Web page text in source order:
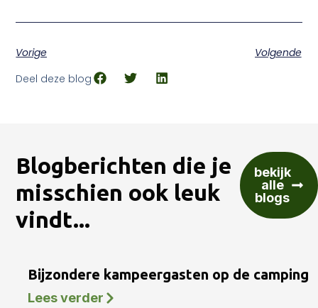
Vorige
Volgende
Deel deze blog
Blogberichten die je
misschien ook leuk
vindt...
bekijk
alle
blogs
Bijzondere kampeergasten op de camping
Lees verder